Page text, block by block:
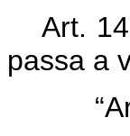
Art.
passa a